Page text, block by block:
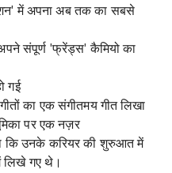
में अपना अब तक का सबसे
संपूर्ण 'फ्रेंड्स' कैमियो का
गई
का एक संगीतमय गीत लिखा
पर एक नज़र
कि उनके करियर की शुरुआत में
लिखे गए थे।